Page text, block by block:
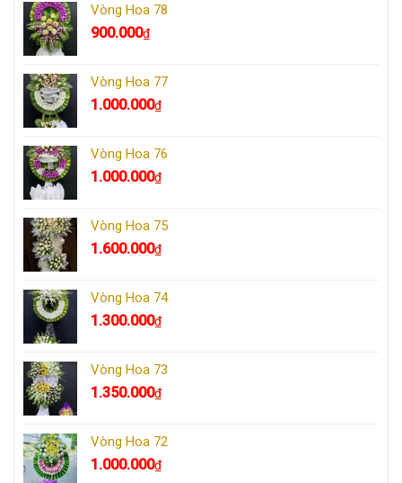
Vòng Hoa 78
900.000₫
Vòng Hoa 77
1.000.000₫
Vòng Hoa 76
1.000.000₫
Vòng Hoa 75
1.600.000₫
Vòng Hoa 74
1.300.000₫
Vòng Hoa 73
1.350.000₫
Vòng Hoa 72
1.000.000₫